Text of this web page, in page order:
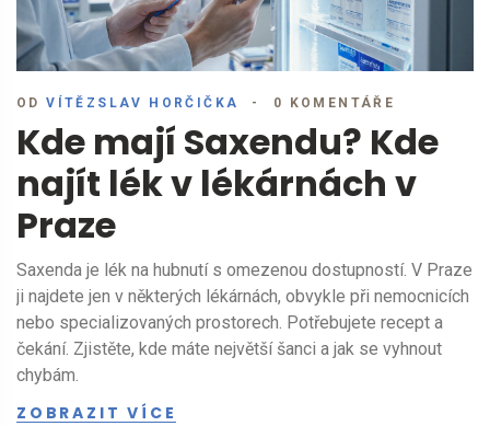
ODVÍTĚZSLAV HORČIČKA 0 KOMENTÁŘE
Kde mají Saxendu? Kde
najít lék v lékárnách v
Praze
Saxenda je lék na hubnutí s omezenou dostupností. V Praze
ji najdete jen v některých lékárnách, obvykle při nemocnicích
nebo specializovaných prostorech. Potřebujete recept a
čekání. Zjistěte, kde máte největší šanci a jak se vyhnout
chybám.
ZOBRAZIT VÍCE